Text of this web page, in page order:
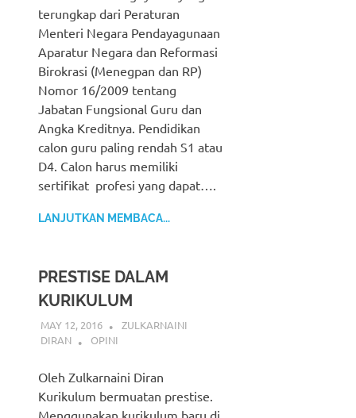
terungkap dari Peraturan
Menteri Negara Pendayagunaan
Aparatur Negara dan Reformasi
Birokrasi (Menegpan dan RP)
Nomor 16/2009 tentang
Jabatan Fungsional Guru dan
Angka Kreditnya. Pendidikan
calon guru paling rendah S1 atau
D4. Calon harus memiliki
sertifikat profesi yang dapat….
LANJUTKAN MEMBACA...
PRESTISE DALAM
KURIKULUM
MAY 12, 2016
ZULKARNAINI
DIRAN
OPINI
Oleh Zulkarnaini Diran
Kurikulum bermuatan prestise.
Menggunakan kurikulum baru di